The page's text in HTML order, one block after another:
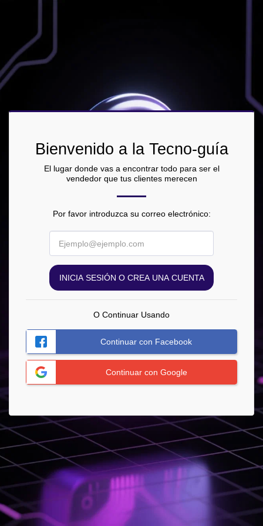
Bienvenido a la Tecno-guía
El lugar donde vas a encontrar todo para ser el
vendedor que tus clientes merecen
Por favor introduzca su correo electrónico:
INICIA SESIÓN O CREA UNA CUENTA
O Continuar Usando
Continuar con Facebook
Continuar con Google